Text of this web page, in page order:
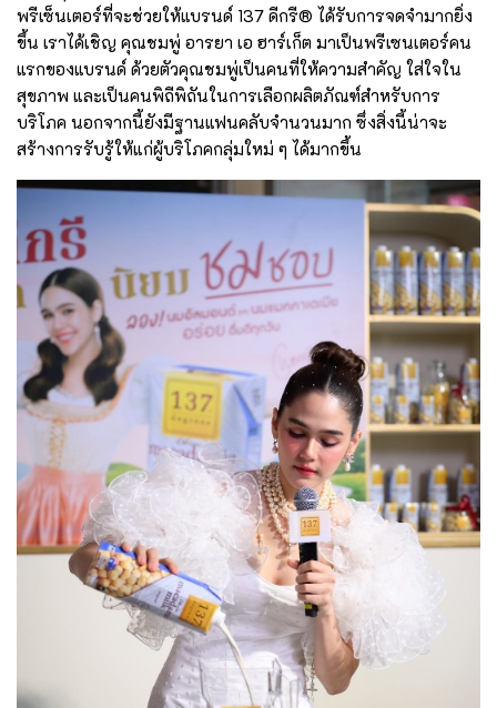
พรีเซ็นเตอร์ที่จะช่วยให้แบรนด์ 137 ดีกรี® ได้รับการจดจำมากยิ่ง
ขึ้น เราได้เชิญ คุณชมพู่ อารยา เอ ฮาร์เก็ต มาเป็นพรีเซนเตอร์คน
แรกของแบรนด์ ด้วยตัวคุณชมพู่เป็นคนที่ให้ความสำคัญ ใส่ใจใน
สุขภาพ และเป็นคนพิถีพิถันในการเลือกผลิตภัณฑ์สำหรับการ
บริโภค นอกจากนี้ยังมีฐานแฟนคลับจำนวนมาก ซึ่งสิ่งนี้น่าจะ
สร้างการรับรู้ให้แก่ผู้บริโภคกลุ่มใหม่ ๆ ได้มากขึ้น